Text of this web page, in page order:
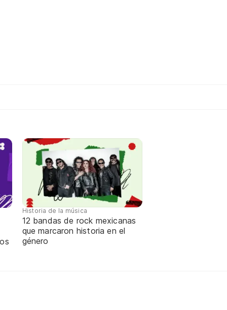
Historia de la música
12 bandas de rock mexicanas
que marcaron historia en el
género